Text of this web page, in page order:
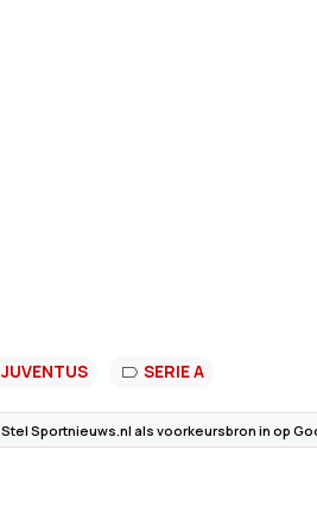
JUVENTUS SERIE A
Stel Sportnieuws.nl als voorkeursbron in op